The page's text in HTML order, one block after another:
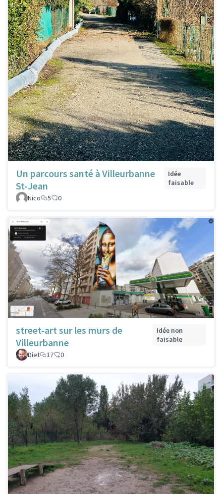
Un parcours santé à Villeurbanne
St-Jean
Idée
faisable
Nico
5 0
street-art sur les murs de
Villeurbanne
Idée non
faisable
Diet
17 0